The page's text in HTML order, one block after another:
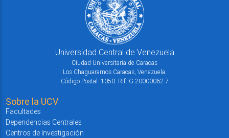
Universidad Central de Venezuela
Ciudad Universitaria de Caracas
Los Chaguaramos Caracas, Venezuela.
Código Postal: 1050. Rif: G-20000062-7
Sobre la UCV
Facultades
Dependencias Centrales
Centros de Investigación